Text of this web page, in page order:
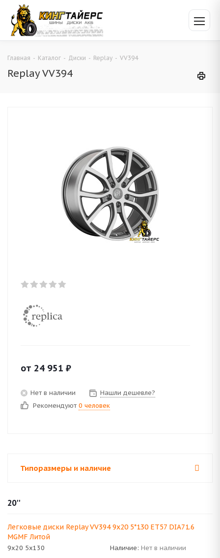
Главная - Каталог - Диски - Replay - VV394
Replay VV394
от 24 951 ₽
Нет в наличии
Нашли дешевле?
Рекомендуют 0 человек
Типоразмеры и наличие
20''
Легковые диски Replay VV394 9x20 5*130 ET57 DIA71.6
MGMF Литой
9x20 5x130 Наличие: Нет в наличии